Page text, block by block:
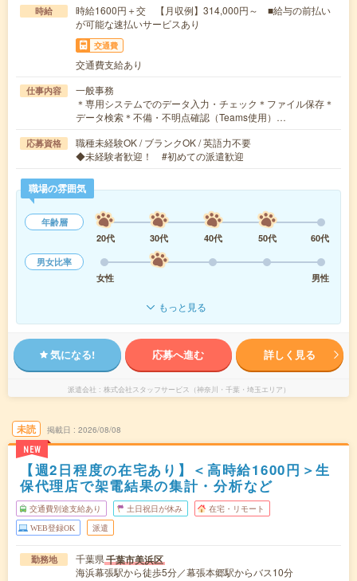
時給
時給1600円＋交 【月収例】314,000円～ ■給与の前払い
が可能な速払いサービスあり
交通費
交通費支給あり
仕事内容
一般事務
＊専用システムでのデータ入力・チェック＊ファイル保存＊
データ検索＊不備・不明点確認（Teams使用）…
応募資格
職種未経験OK / ブランクOK / 英語力不要
◆未経験者歓迎！ #初めての派遣歓迎
職場の雰囲気
年齢層
20代
30代 40代 50代
60代
男女比率
女性
男性
もっと見る
気になる! 応募へ進む 詳しく見る
派遣会社 株式会社スタッフサービス（神奈川・千葉・埼玉エリア）
未読
NEW
掲載日 2026/08/08
【週2日程度の在宅あり】＜高時給1600円＞生
保代理店で架電結果の集計・分析など
交通費別途支給あり 土日祝日が休み 在宅・リモート
WEB登録OK 派遣
勤務地 千葉県千葉市美浜区
海浜幕張駅から徒歩5分／幕張本郷駅からバス10分